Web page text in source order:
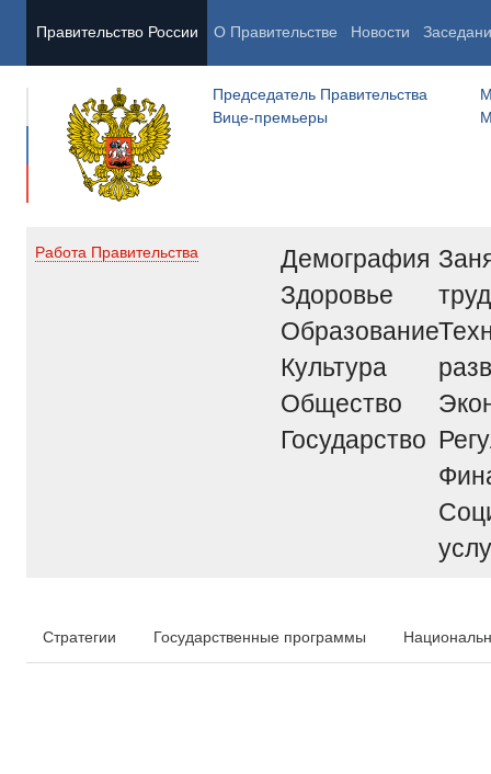
Правительство России О Правительстве Новости
Председатель Правительства
Вице-премьеры
Работа Правительства
Демография
Здоровье
Образование
Культура
Общество
Государство
труд
Стратегии Государственные программы